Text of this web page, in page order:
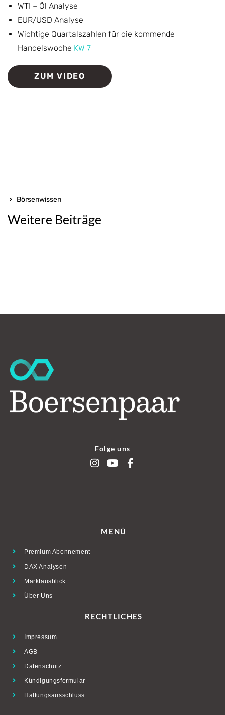
WTI – Öl Analyse
EUR/USD Analyse
Wichtige Quartalszahlen für die kommende
Handelswoche KW 7
ZUM VIDEO
Börsenwissen
Weitere Beiträge
Folge uns
MENÜ
Premium Abonnement
DAX Analysen
Marktausblick
Über Uns
RECHTLICHES
Impressum
AGB
Datenschutz
Kündigungsformular
Haftungsausschluss